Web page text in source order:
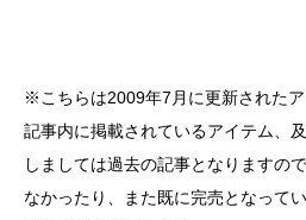
※こちらは2009年7月に更新されたア
記事内に掲載されているアイテム、
しましては過去の記事となりますの
なかったり、また既に完売となって